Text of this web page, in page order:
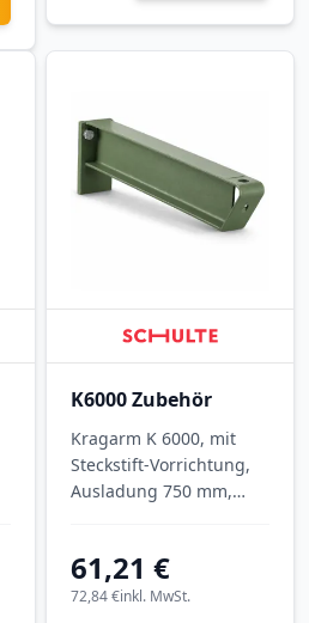
K6000 Zubehör
Kragarm K 6000, mit
Steckstift-Vorrichtung,
Ausladung 750 mm,
61,21 €
inkl. MwSt.
72,84 €